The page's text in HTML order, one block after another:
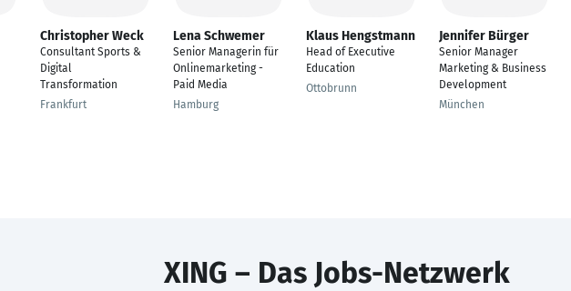
Christopher Weck
Consultant Sports &
Digital
Transformation
Frankfurt
Lena Schwemer
Senior Managerin für
Onlinemarketing -
Paid Media
Hamburg
Klaus Hengstmann
Head of Executive
Education
Ottobrunn
Jennifer Bürger
Senior Manager
Marketing & Business
Development
München
XING – Das Jobs-Netzwerk